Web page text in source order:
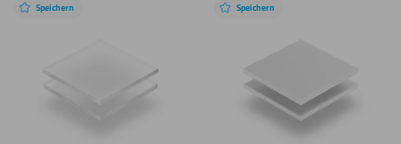
Speichern Speichern